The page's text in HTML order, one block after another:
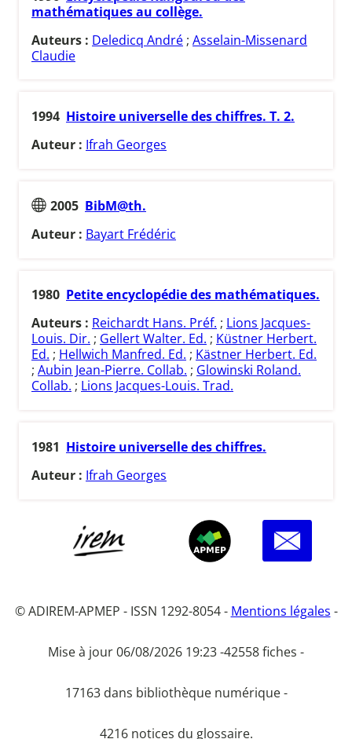
mathématiques au collège.
Auteurs : Deledicq André ; Asselain-Missenard
Claudie
1994 Histoire universelle des chiffres. T. 2.
Auteur : Ifrah Georges
2005 BibM@th.
Auteur : Bayart Frédéric
1980 Petite encyclopédie des mathématiques.
Auteurs : Reichardt Hans. Préf. ; Lions Jacques-
Louis. Dir. ; Gellert Walter. Ed. ; Küstner Herbert.
Ed. ; Hellwich Manfred. Ed. ; Kästner Herbert. Ed.
; Aubin Jean-Pierre. Collab. ; Glowinski Roland.
Collab. ; Lions Jacques-Louis. Trad.
1981 Histoire universelle des chiffres.
Auteur : Ifrah Georges
© ADIREM-APMEP - ISSN 1292-8054 - Mentions légales -
Mise à jour 06/08/2026 19:23 -42558 fiches -
17163 dans bibliothèque numérique -
4216 notices du glossaire.